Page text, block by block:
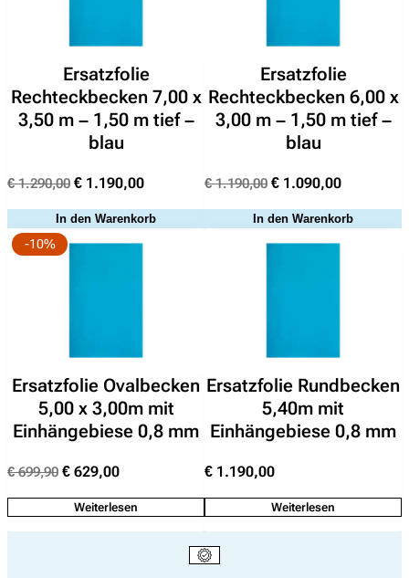
0
,
m
m
f
a
Ersatzfolie
Rechteckbecken 7,00 x
3,50 m – 1,50 m tief –
blau
€1.290,00 Ursprünglicher
war:
€ 1.290,00
€ 1.190,00Aktueller
ist:
In den Warenkorb
Ersatzfolie
Rechteckbecken 6,00 x
3,00 m – 1,50 m tief –
blau
€1.190,00 Ursprünglicher
war:
€ 1.190,00
€ 1.090,00Aktueller
ist:
In den Warenkorb
-10%
Ersatzfolie Ovalbecken
5,00 x 3,00m mit
Einhängebiese 0,8 mm
€699,90 Ursprünglicher
war:
€ 699,90
€ 629,00Aktueller
ist:
€ 629,00.
Weiterlesen
Ersatzfolie Rundbecken
5,40m mit
Einhängebiese 0,8 mm
€ 1.190,00
Weiterlesen
Suchen
nach: